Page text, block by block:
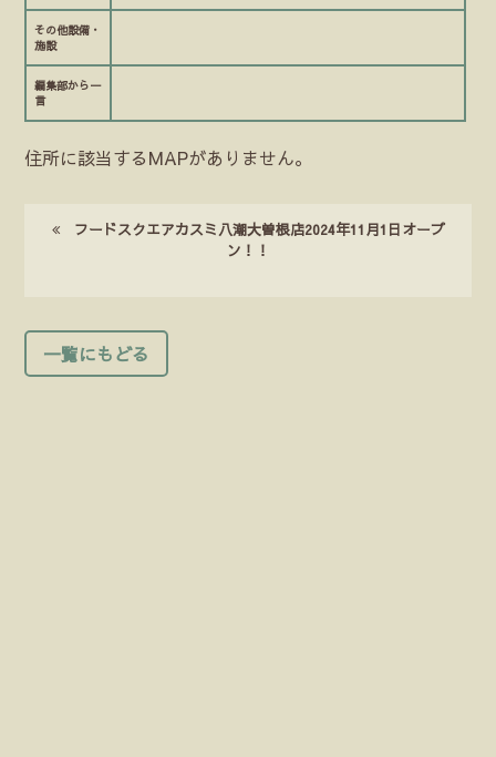
その他設備・
施設
編集部から一
言
住所に該当するMAPがありません。
フードスクエアカスミ八潮大曽根店2024年11月1日オープ
ン！！
一覧にもどる